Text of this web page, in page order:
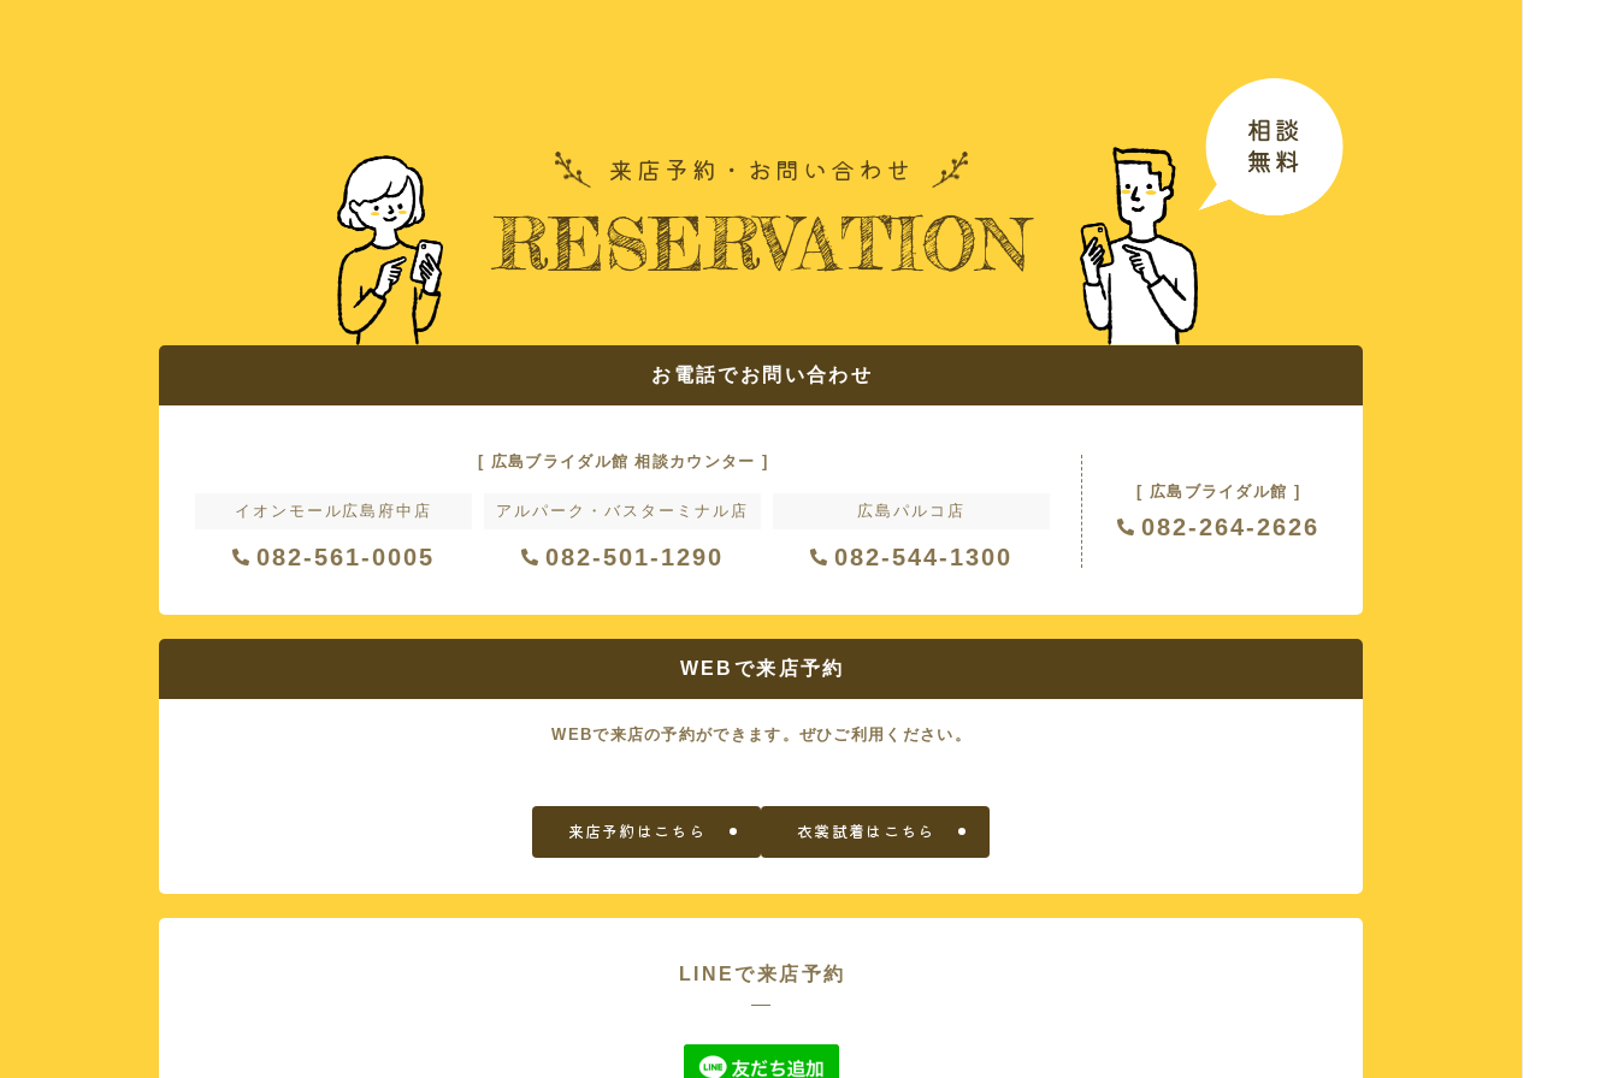
店舗案内
お友達紹介
来店予約
来店予約・お問い合わせ
RESERVATION
お電話でお問い合わせ
[ 広島ブライダル館 相談カウンター ]
イオンモール広島府中店
082-561-0005
アルパーク・バスターミナル店
082-501-1290
広島パルコ店
082-544-1300
[ 広島ブライダル館 ]
082-264-2626
WEBで来店予約
WEBで来店の予約ができます。 ぜひご利用ください。
来店予約はこちら 衣裳試着はこちら
LINEで来店予約